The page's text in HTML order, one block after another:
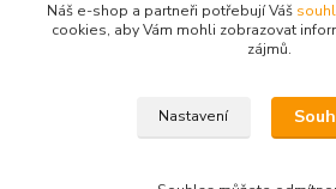
strana z 1
Náš e-shop a partneři potřebují Váš
cookies, aby Vám mohli zobrazovat
zájmů.
Nastavení